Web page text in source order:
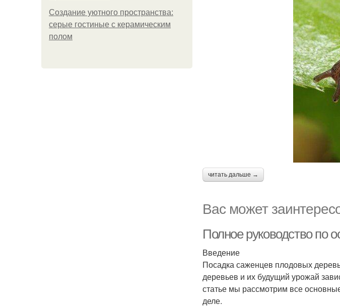
Создание уютного пространства:
серые гостиные с керамическим
полом
читать дальше →
Вас может
Полное руководство по
Введение
Посадка саженцев плодовых
деревьев и их будущий урожай
статье мы рассмотрим все
деле.